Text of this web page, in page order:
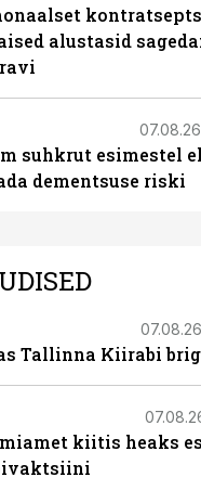
alustasid
suhkrut esimestel
dementsuse riski
Tallinna Kiirabi
kiitis heaks